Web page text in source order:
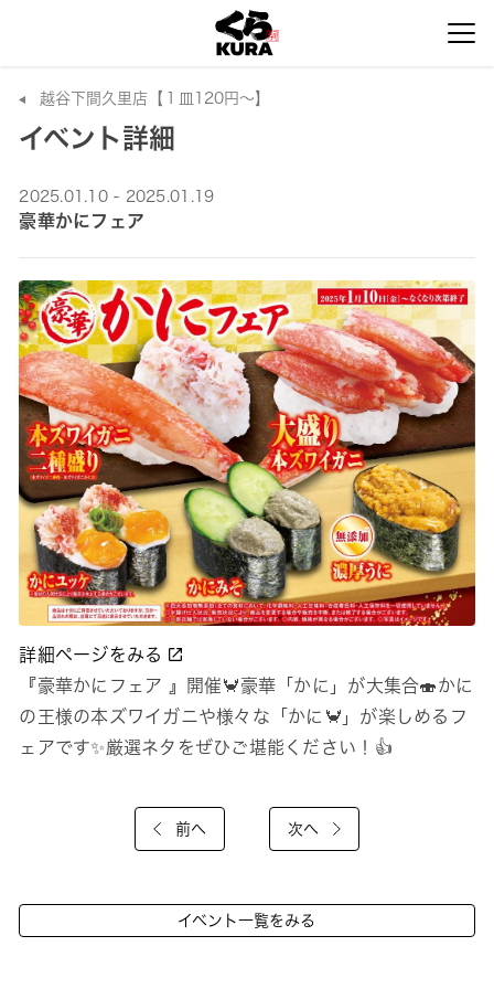
越谷下間久里店【１皿120円～】
イベント詳細
2025.01.10 - 2025.01.19
豪華かにフェア
詳細ページをみる
『豪華かにフェア 』開催🦀豪華「かに」が大集合🍣かに
の王様の本ズワイガニや様々な「かに🦀」が楽しめるフ
ェアです✨️厳選ネタをぜひご堪能ください！👍
前へ 次へ
イベント一覧をみる